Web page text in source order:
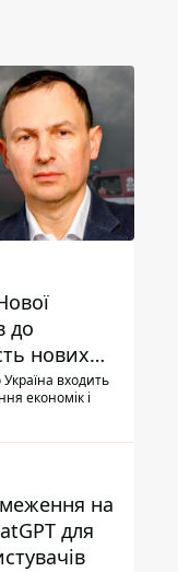
до
нових
проти
входить
економік і
на
для